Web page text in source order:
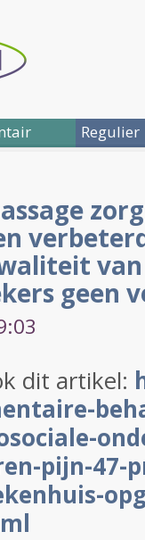
Regulier
geen
dit artikel:
pijn-47-